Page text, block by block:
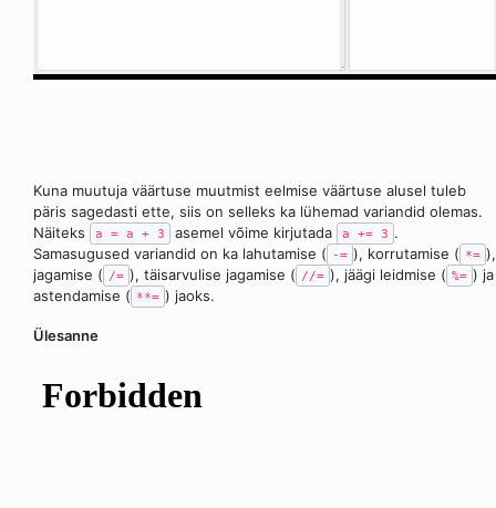
Kuna muutuja väärtuse muutmist eelmise väärtuse alusel tuleb
päris sagedasti ette, siis on selleks ka lühemad variandid olemas.
Näiteks
a = a + 3 asemel võime kirjutada a += 3 .
Samasugused variandid on ka lahutamise ( -= ), korrutamise ( *= ),
jagamise ( /= ), täisarvulise jagamise ( //= ), jäägi leidmise ( %= ) ja
astendamise ( **= ) jaoks.
Ülesanne